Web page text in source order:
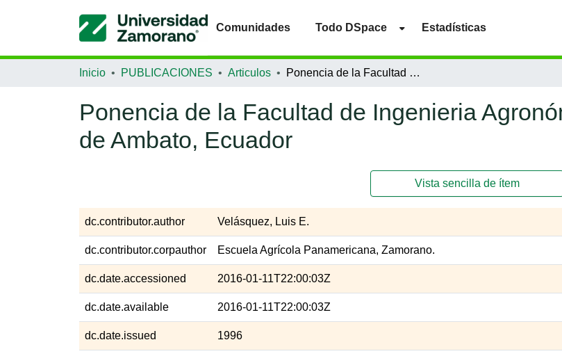
Comunidades Todo DSpace Estadísticas
Inicio PUBLICACIONES Articulos Ponencia de la Facultad de Ingenieria Agronómica, Universidad Técnica de Ambato, Ecuador
Ponencia de la Facultad de Ingenieria
de Ambato, Ecuador
Vista sencilla de ítem
dc.contributor.author Velásquez, Luis E.
dc.contributor.corpauthor Escuela Agrícola Panamericana, Zamorano.
dc.date.accessioned 2016-01-11T22:00:03Z
dc.date.available 2016-01-11T22:00:03Z
dc.date.issued 1996